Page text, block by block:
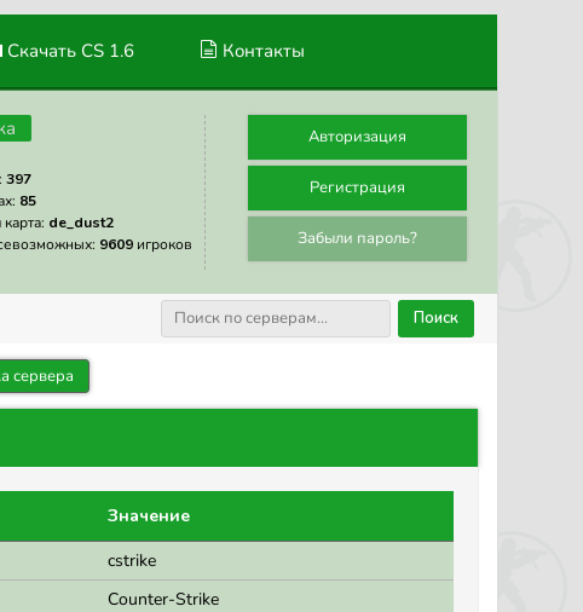
Скачать CS 1.6 Контакты
397
85
de_dust2
9609 игроков
Авторизация
Регистрация
Забыли пароль?
Поиск
сервера
Значение
cstrike
Counter-Strike